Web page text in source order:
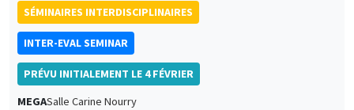
SÉMINAIRES INTERDISCIPLINAIRES
INTER-EVAL SEMINAR
PRÉVU INITIALEMENT LE 4 FÉVRIER
MEGASalle Carine Nourry